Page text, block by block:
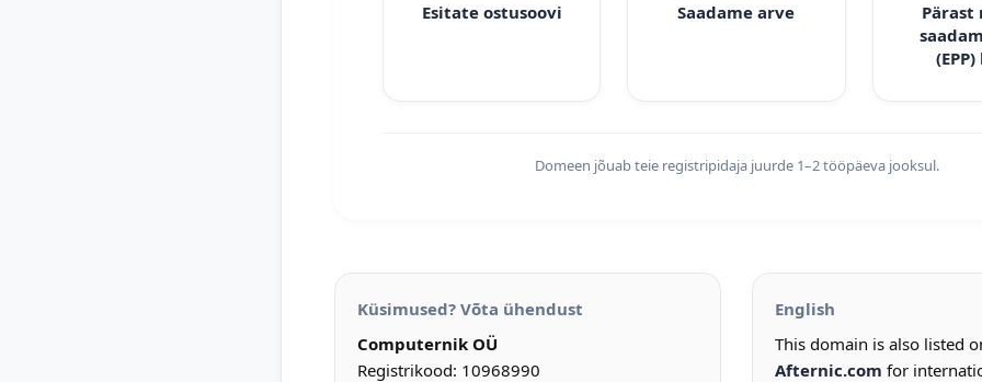
Esitate ostusoovi Saadame arve
Pärast
Domeen jõuab teie registripidaja juurde 1–2 tööpäeva jooksul.
Küsimused? Võta ühendust
Computernik OÜ
Registrikood: 10968990
English
This domain is also listed
Afternic.com for